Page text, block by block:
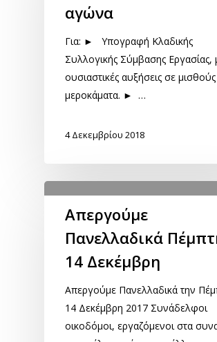
αγώνα
Για: ► Υπογραφή Κλαδικής
Συλλογικής Σύμβασης Εργασίας,
ουσιαστικές αυξήσεις σε μισθούς
μεροκάματα. ► …
4 Δεκεμβρίου 2018
Απεργούμε
Πανελλαδικά
14 Δεκέμβρη
Απεργούμε Πανελλαδικά την
14 Δεκέμβρη 2017 Συνάδελφοι
οικοδόμοι, εργαζόμενοι στα